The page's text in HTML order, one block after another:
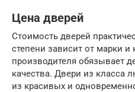
Цена дверей
Стоимость дверей
степени зависит от марки
производителя обязывает
качества. Двери из класса
из красивых и